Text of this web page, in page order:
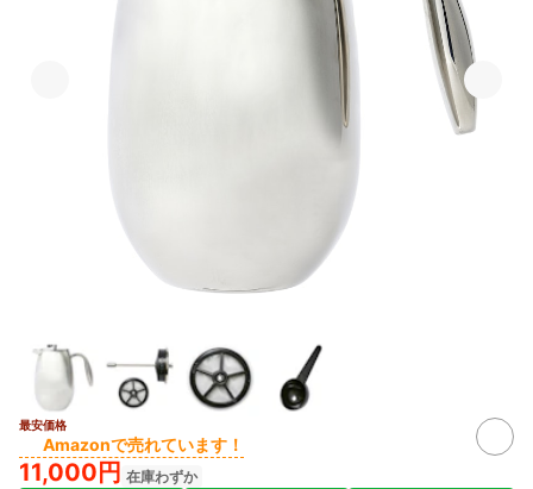
最安価格
Amazonで売れています！
11,000円 在庫わずか